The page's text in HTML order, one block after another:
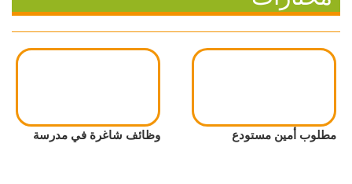
مطلوب أمين مستودع وظائف شاغرة في مدرسة